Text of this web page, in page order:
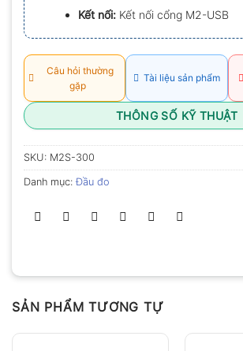
Kết nối: Kết nối cổng M2-USB
Câu hỏi thường
gặp
Tài liệu sản phẩm
THÔNG SỐ KỸ THUẬT
SKU: M2S-300
Danh mục:Đầu đo
SẢN PHẨM TƯƠNG TỰ